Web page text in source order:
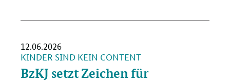
12.06.2026
KINDER SIND KEIN CONTENT
BzKJ setzt Zeichen für